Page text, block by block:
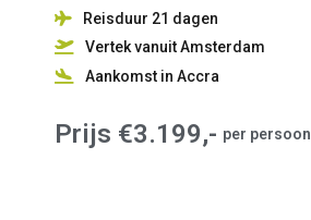
Reisduur 21 dagen
Vertek vanuit Amsterdam
Aankomst in Accra
Prijs €3.199,- per persoon